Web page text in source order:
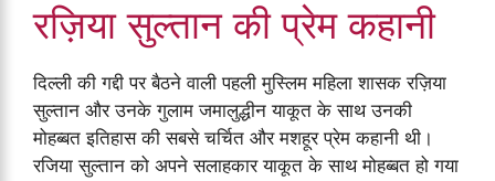
रज़िया सुल्तान की प्रेम कहानी
दिल्ली की गद्दी पर बैठने वाली पहली मुस्लिम महिला शासक रज़िया
सुल्तान और उनके गुलाम जमालुद्धीन याकूत के साथ उनकी
मोहब्बत इतिहास की सबसे चर्चित और मशहूर प्रेम कहानी थी।
रजिया सुल्तान को अपने सलाहकार याकूत के साथ मोहब्बत हो गया